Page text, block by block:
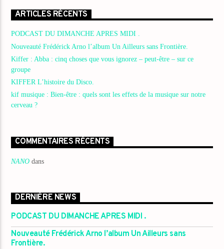
ARTICLES RÉCENTS
PODCAST DU DIMANCHE APRES MIDI .
Nouveauté Frédérick Arno l’album Un Ailleurs sans Frontière.
Kiffer : Abba : cinq choses que vous ignorez – peut-être – sur ce
groupe
KIFFER L’histoire du Disco.
kif musique : Bien-être : quels sont les effets de la musique sur notre
cerveau ?
COMMENTAIRES RÉCENTS
NANO dans
DERNIÈRE NEWS
PODCAST DU DIMANCHE APRES MIDI .
Nouveauté Frédérick Arno l’album Un Ailleurs sans
Frontière.